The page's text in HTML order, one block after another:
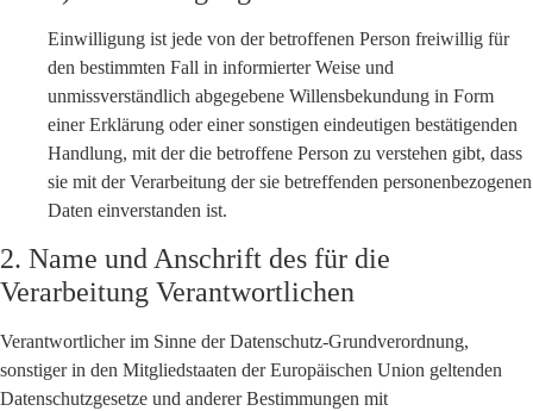
Einwilligung ist jede von der betroffenen Person freiwillig für
den bestimmten Fall in informierter Weise und
unmissverständlich abgegebene Willensbekundung in Form
einer Erklärung oder einer sonstigen eindeutigen bestätigenden
Handlung, mit der die betroffene Person zu verstehen gibt, dass
sie mit der Verarbeitung der sie betreffenden personenbezogenen
Daten einverstanden ist.
2. Name und Anschrift des für die
Verarbeitung Verantwortlichen
Verantwortlicher im Sinne der Datenschutz-Grundverordnung,
sonstiger in den Mitgliedstaaten der Europäischen Union geltenden
Datenschutzgesetze und anderer Bestimmungen mit